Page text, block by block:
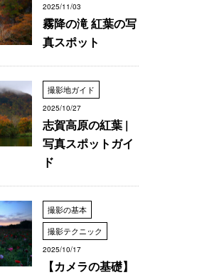
2025/11/03
霧降の滝 紅葉の写
真スポット
撮影地ガイド
2025/10/27
志賀高原の紅葉 |
写真スポットガイ
ド
撮影の基本
撮影テクニック
2025/10/17
【カメラの基礎】